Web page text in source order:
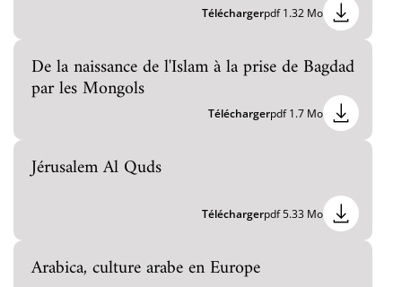
Téléchargerpdf 1.32 Mo
De la naissance de l'Islam à la prise de Bagdad
par les Mongols
Téléchargerpdf 1.7 Mo
Jérusalem Al Quds
Téléchargerpdf 5.33 Mo
Arabica, culture arabe en Europe